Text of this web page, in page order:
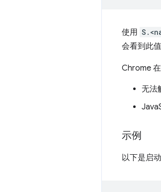
使用
会看到此值
Chrome
无法
示例
以下是启